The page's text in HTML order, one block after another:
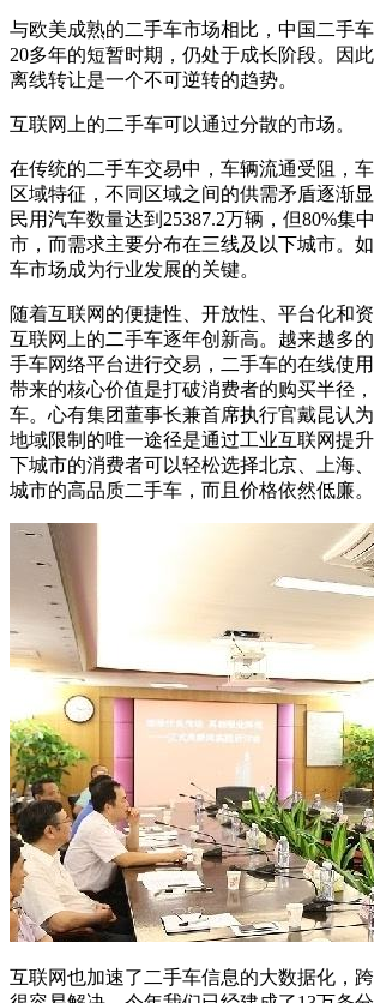
与欧美成熟的二手车市场相比，中国二手
20多年的短暂时期，仍处于成长阶段。因
离线转让是一个不可逆转的趋势。
互联网上的二手车可以通过分散的市场。
在传统的二手车交易中，车辆流通受阻，
区域特征，不同区域之间的供需矛盾逐渐
民用汽车数量达到25387.2万辆，但80%集
市，而需求主要分布在三线及以下城市。
车市场成为行业发展的关键。
随着互联网的便捷性、开放性、平台化和
互联网上的二手车逐年创新高。越来越多
手车网络平台进行交易，二手车的在线使
带来的核心价值是打破消费者的购买半径
车。心有集团董事长兼首席执行官戴昆认
地域限制的唯一途径是通过工业互联网提
下城市的消费者可以轻松选择北京、上海
城市的高品质二手车，而且价格依然低廉。
互联网也加速了二手车信息的大数据化，